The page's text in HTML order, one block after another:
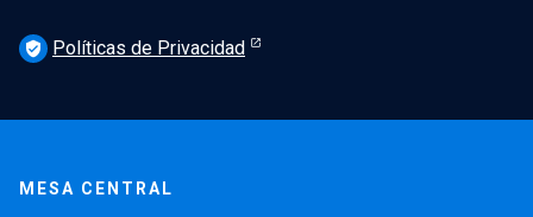
verified_user Políticas de Privacidad
MESA CENTRAL